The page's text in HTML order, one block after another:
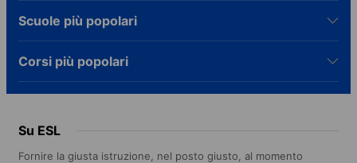
Scuole più popolari
Corsi più popolari
Su ESL
Fornire la giusta istruzione, nel posto giusto, al momento